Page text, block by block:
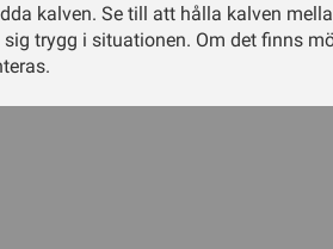
kalven. Se till att hålla kalven
trygg i situationen. Om det finns